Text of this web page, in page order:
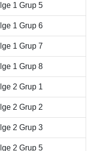
1 Grup 5
1 Grup 6
1 Grup 7
1 Grup 8
2 Grup 1
2 Grup 2
2 Grup 3
2 Grup 5